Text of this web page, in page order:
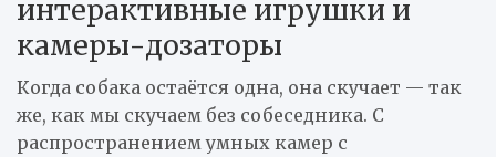
интерактивные игрушки и
камеры-дозаторы
Когда собака остаётся одна, она скучает — так
же, как мы скучаем без собеседника. С
распространением умных камер с